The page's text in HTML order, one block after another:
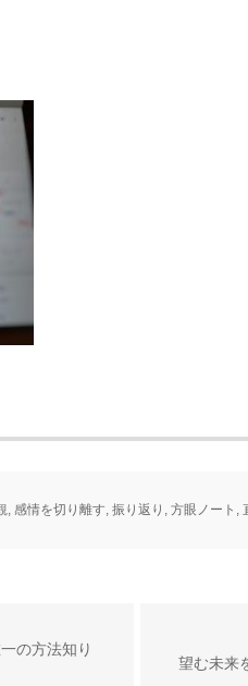
, 感情を切り離す, 振り返り , 方眼ノート ,
の方法知り
望む未来